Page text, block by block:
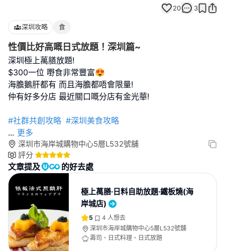
20 3
深圳攻略 食
性價比好高嘅日式放題！深圳篇~
深圳極上萬膳放題!
$300一位 嘢食非常豐富😍
海膽鵝肝都有 而且海膽都唔會限量!
仲有好多分店 最近關口嘅分店有金光華!
#社群共創攻略 #深圳美食攻略
... 更多
深圳市海岸城購物中心5層L532號舖
評分
文章提及 的好去處
極上萬膳·日料自助放題·鐵板燒(海
岸城店)
5 4 人想去
深圳市海岸城購物中心5層L532號舖
壽司、日式料理、日式放題